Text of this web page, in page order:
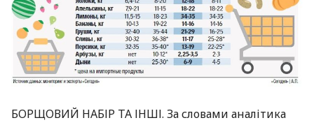
БОРЩОВИЙ НАБІР ТА ІНШІ. За словами аналітика